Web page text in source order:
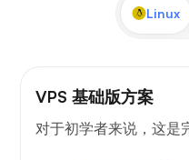
Linux
VPS 基础版方案
对于初学者来说，这是